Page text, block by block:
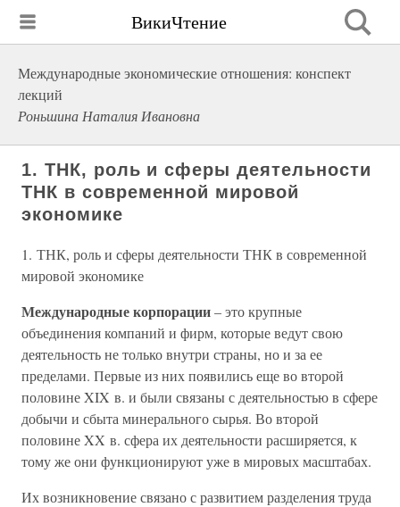
ВикиЧтение
Международные экономические отношения: конспект
лекций
Роньшина Наталия Ивановна
1. ТНК, роль и сферы деятельности
ТНК в современной мировой
экономике
1. ТНК, роль и сферы деятельности ТНК в современной
мировой экономике
Международные корпорации– это крупные
объединения компаний и фирм, которые ведут свою
деятельность не только внутри страны, но и за ее
пределами. Первые из них появились еще во второй
половине XIX в. и были связаны с деятельностью в сфере
добычи и сбыта минерального сырья. Во второй
половине XX в. сфера их деятельности расширяется, к
тому же они функционируют уже в мировых масштабах.
Их возникновение связано с развитием разделения труда